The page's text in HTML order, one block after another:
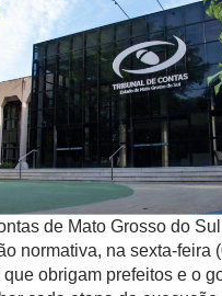
de Mato Grosso do
normativa, na sexta-feira
obrigam prefeitos e o